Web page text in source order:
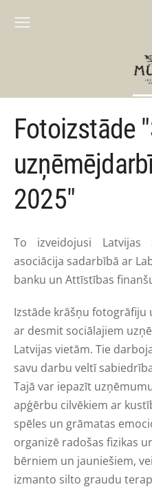
Fotoizstāde
2025"
To izveidojusi Latvijas
asociācija sadarbībā ar
banku un Attīstības
Izstāde krāšņu fotogrāfiju
ar desmit sociālajiem
Latvijas vietām. Tie
savu darbu veltī
Tajā var iepazīt
apģērbu cilvēkiem ar
spēles un grāmatas
organizē radošas fizikas
bērniem un jauniešiem,
izmanto silto graudu